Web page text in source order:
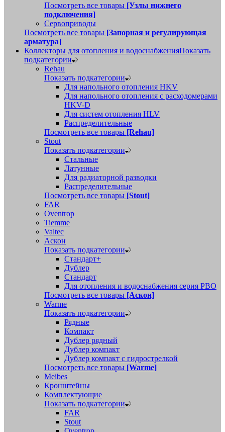
Посмотреть все товары [Узлы нижнего
подключения]
Сервоприводы
Посмотреть все товары [Запорная и регулирующая
арматура]
Коллекторы для отопления и водоснабженияПоказать
подкатегории
Rehau
Показать подкатегории
Для напольного отопления HKV
Для напольного отопления с расходомерами
HKV-D
Для систем отопления HLV
Распределительные
Посмотреть все товары [Rehau]
Stout
Показать подкатегории
Стальные
Латунные
Для радиаторной разводки
Распределительные
Посмотреть все товары [Stout]
FAR
Oventrop
Tiemme
Valtec
Аскон
Показать подкатегории
Стандарт+
Дублер
Стандарт
Для отопления и водоснабжения серия РВО
Посмотреть все товары [Аскон]
Warme
Показать подкатегории
Рядные
Компакт
Дублер рядный
Дублер компакт
Дублер компакт с гидрострелкой
Посмотреть все товары [Warme]
Meibes
Кронштейны
Комплектующие
Показать подкатегории
FAR
Stout